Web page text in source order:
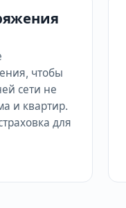
чтобы
сети не
и квартир.
для